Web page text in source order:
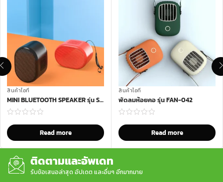
สินค้าไอที
MINI BLUETOOTH SPEAKER รุ่น SPK-4078
Read more
สินค้าไอที
พัดลมห้อยคอ รุ่น FAN-042
Read more
ติดตามและอัพเดท
รับข้อเสนอล่าสุด อัปเดต และอื่นๆ อีกมากมาย